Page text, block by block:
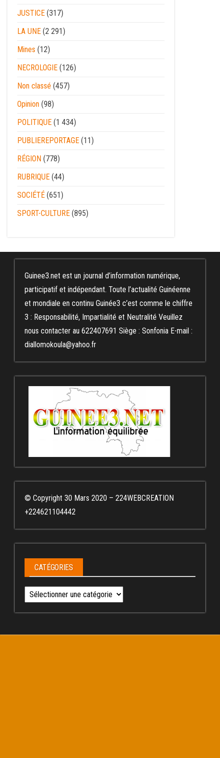
JUSTICE (317)
LA UNE (2 291)
Mines (12)
NECROLOGIE (126)
Non classé (457)
Opinion (98)
POLITIQUE (1 434)
PUBLIEREPORTAGE (11)
RÉGION (778)
RUBRIQUE (44)
SOCIÉTÉ (651)
SPORT-CULTURE (895)
Guinee3.net est un journal d’information numérique,
participatif et indépendant. Toute l’actualité Guinéenne
et mondiale en continu Guinée3 c’est comme le chiffre
3 : Responsabilité, Impartialité et Neutralité Veuillez
nous contacter au 622407691 Siège : Sonfonia E-mail :
diallomokoula@yahoo.fr
© Copyright 30 Mars 2020 – 224WEBCREATION
+224621104442
CATÉGORIES
Catégories